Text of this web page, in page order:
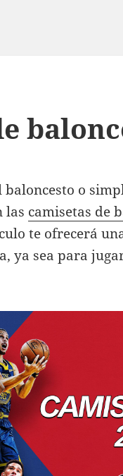
baloncesto o
las camisetas de
te ofrecerá
ya sea para